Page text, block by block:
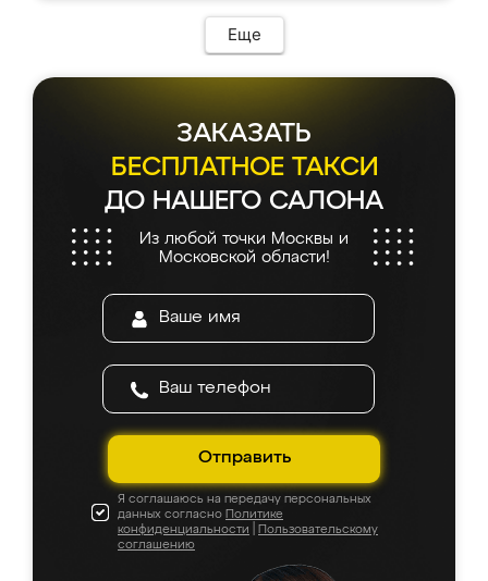
Еще
ЗАКАЗАТЬ
БЕСПЛАТНОЕ ТАКСИ
ДО НАШЕГО САЛОНА
Из любой точки Москвы и
Московской области!
Отправить
Я соглашаюсь на передачу персональных
данных согласно Политике
конфиденциальности
Пользовательскому
соглашению